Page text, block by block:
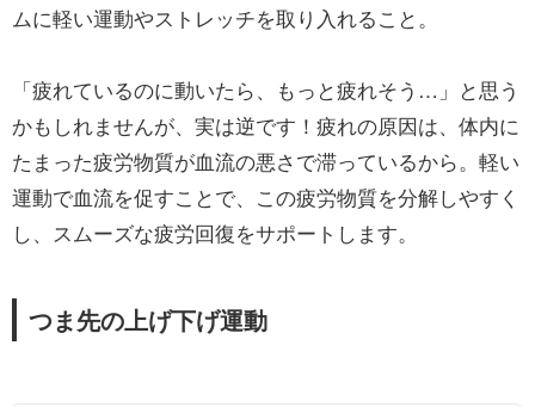
ムに軽い運動やストレッチを取り入れること。
「疲れているのに動いたら、もっと疲れそう…」と思う
かもしれませんが、実は逆です！疲れの原因は、体内に
たまった疲労物質が血流の悪さで滞っているから。軽い
運動で血流を促すことで、この疲労物質を分解しやすく
し、スムーズな疲労回復をサポートします。
つま先の上げ下げ運動